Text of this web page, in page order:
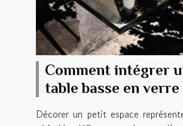
Comment intégrer
table basse en verre
un petit espace ?
Décorer un petit espace